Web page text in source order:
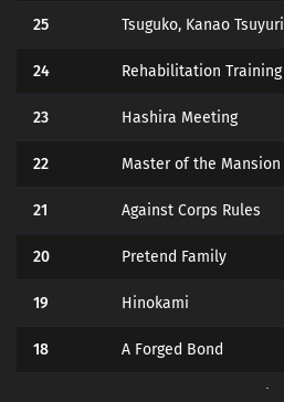
25 Tsuguko, Kanao Tsuyuri
24 Rehabilitation Training
23 Hashira Meeting
22 Master of the Mansion
21 Against Corps Rules
20 Pretend Family
19 Hinokami
18 A Forged Bond